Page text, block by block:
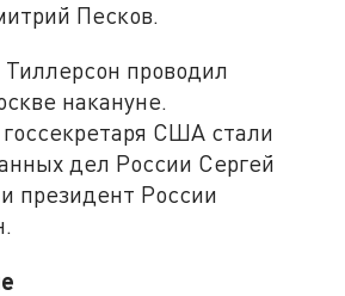
Песков.
проводил
накануне.
США стали
дел России Сергей
президент России